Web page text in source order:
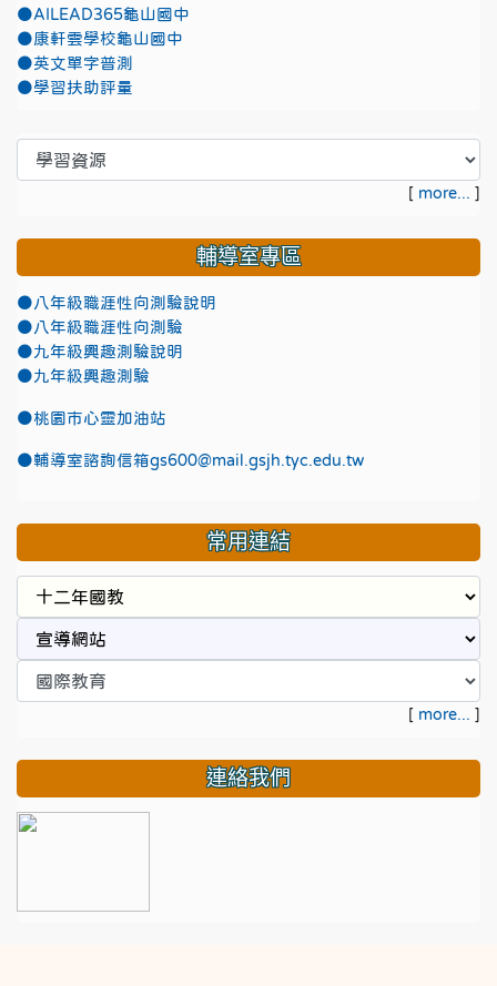
●AILEAD365龜山國中
●康軒雲學校龜山國中
●英文單字普測
●學習扶助評量
[ more... ]
輔導室專區
●八年級職涯性向測驗說明
●八年級職涯性向測驗
●九年級興趣測驗說明
●九年級興趣測驗
●桃園市心靈加油站
●輔導室諮詢信箱gs600@mail.gsjh.tyc.edu.tw
常用連結
[ more... ]
連絡我們